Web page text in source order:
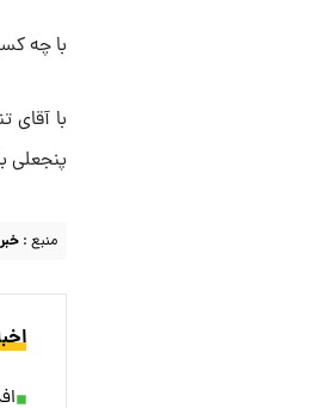
با چه
با
پنجعلی
منبع :